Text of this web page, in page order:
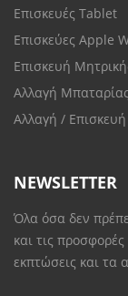
Επισκευές Tablet
Επισκεύες Apple
Επισκευή
Αλλαγή
Αλλαγή /
NEWSLETTER
Όλα όσα δεν
και τις
εκπτώσεις και τα